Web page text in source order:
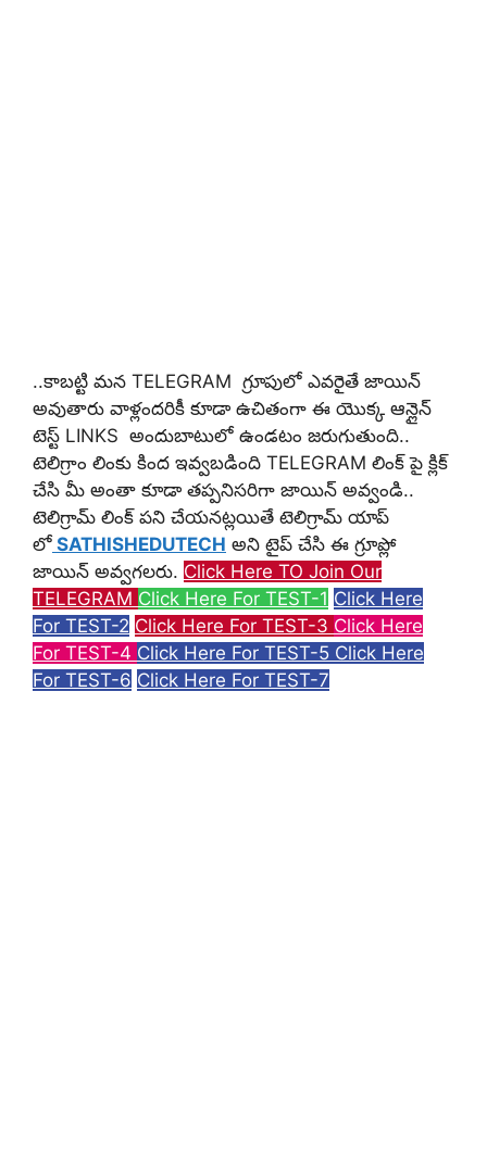
..కాబట్టి మన TELEGRAM గ్రూపులో ఎవరైతే జాయిన్
అవుతారు వాళ్లందరికీ కూడా ఉచితంగా ఈ యొక్క ఆన్లైన్
టెస్ట్ LINKS అందుబాటులో ఉండటం జరుగుతుంది..
టెలిగ్రాం లింకు కింద ఇవ్వబడింది TELEGRAM లింక్ పై క్లిక్
చేసి మీ అంతా కూడా తప్పనిసరిగా జాయిన్ అవ్వండి..
టెలిగ్రామ్ లింక్ పని చేయనట్లయితే టెలిగ్రామ్ యాప్
లో SATHISHEDUTECH అని టైప్ చేసి ఈ గ్రూప్లో
జాయిన్ అవ్వగలరు. Click Here TO Join Our
TELEGRAM Click Here For TEST-1 Click Here
For TEST-2 Click Here For TEST-3 Click Here
For TEST-4 Click Here For TEST-5 Click Here
For TEST-6 Click Here For TEST-7